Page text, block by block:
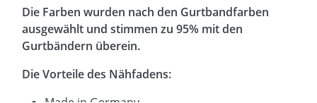
Die Farben wurden nach den Gurtbandfarben
ausgewählt und stimmen zu 95% mit den
Gurtbändern überein.
Die Vorteile des Nähfadens: